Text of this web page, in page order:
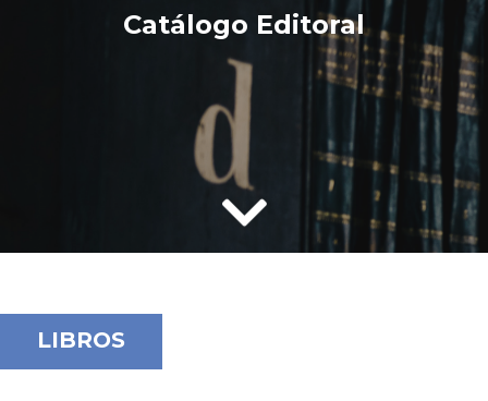
Catálogo Editoral
LIBROS